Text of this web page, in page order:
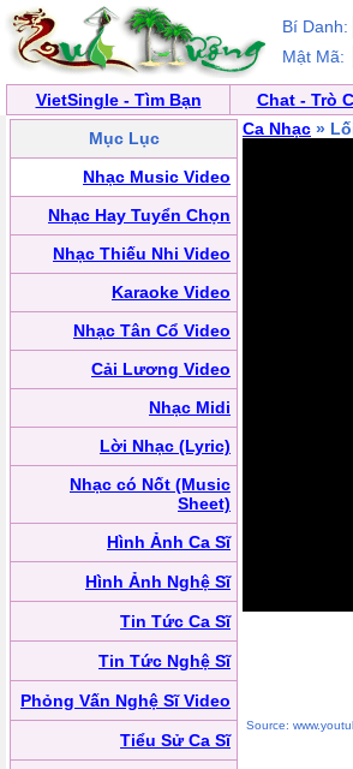
Bí Danh:
Mật Mã:
VietSingle - Tìm Bạn Chat - Trò
Mục Lục
Nhạc Music Video
Nhạc Hay Tuyển Chọn
Nhạc Thiếu Nhi Video
Karaoke Video
Nhạc Tân Cổ Video
Cải Lương Video
Nhạc Midi
Lời Nhạc (Lyric)
Nhạc có Nốt (Music
Sheet)
Hình Ảnh Ca Sĩ
Hình Ảnh Nghệ Sĩ
Tin Tức Ca Sĩ
Tin Tức Nghệ Sĩ
Phỏng Vấn Nghệ Sĩ Video
Tiểu Sử Ca Sĩ
Ca Nhạc »
Source: